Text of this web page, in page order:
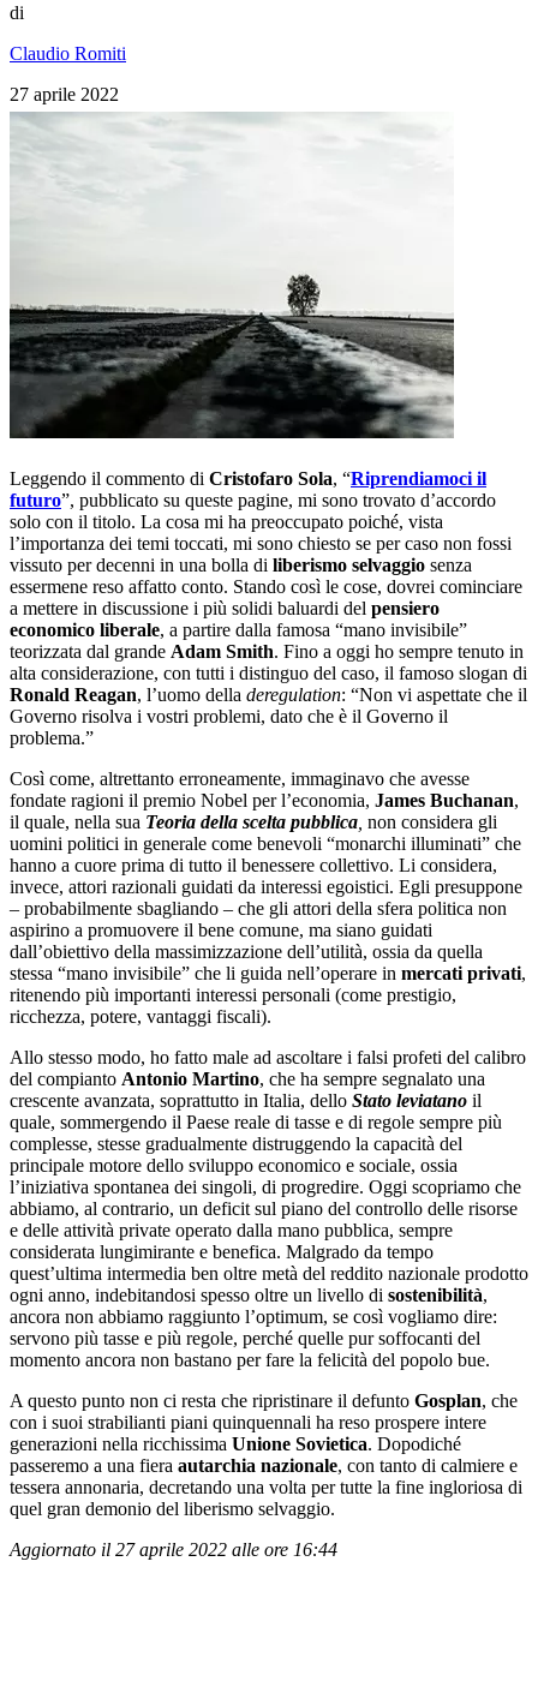
di
Claudio Romiti
27 aprile 2022
Leggendo il commento di Cristofaro Sola, “Riprendiamoci il
futuro”, pubblicato su queste pagine, mi sono trovato d’accordo
solo con il titolo. La cosa mi ha preoccupato poiché, vista
l’importanza dei temi toccati, mi sono chiesto se per caso non fossi
vissuto per decenni in una bolla di liberismo selvaggio senza
essermene reso affatto conto. Stando così le cose, dovrei cominciare
a mettere in discussione i più solidi baluardi del pensiero
economico liberale, a partire dalla famosa “mano invisibile”
teorizzata dal grande Adam Smith. Fino a oggi ho sempre tenuto in
alta considerazione, con tutti i distinguo del caso, il famoso slogan di
Ronald Reagan, l’uomo della deregulation: “Non vi aspettate che il
Governo risolva i vostri problemi, dato che è il Governo il
problema.”
Così come, altrettanto erroneamente, immaginavo che avesse
fondate ragioni il premio Nobel per l’economia, James Buchanan,
il quale, nella sua Teoria della scelta pubblica non considera gli
uomini politici in generale come benevoli “monarchi illuminati” che
hanno a cuore prima di tutto il benessere collettivo. Li considera,
invece, attori razionali guidati da interessi egoistici. Egli presuppone
– probabilmente sbagliando – che gli attori della sfera politica non
aspirino a promuovere il bene comune, ma siano guidati
dall’obiettivo della massimizzazione dell’utilità, ossia da quella
stessa “mano invisibile” che li guida nell’operare in mercati privati,
ritenendo più importanti interessi personali (come prestigio,
ricchezza, potere, vantaggi fiscali).
Allo stesso modo, ho fatto male ad ascoltare i falsi profeti del calibro
del compianto Antonio Martino, che ha sempre segnalato una
crescente avanzata, soprattutto in Italia, dello Stato leviatano il
quale, sommergendo il Paese reale di tasse e di regole sempre più
complesse, stesse gradualmente distruggendo la capacità del
principale motore dello sviluppo economico e sociale, ossia
l’iniziativa spontanea dei singoli, di progredire. Oggi scopriamo che
abbiamo, al contrario, un deficit sul piano del controllo delle risorse
e delle attività private operato dalla mano pubblica, sempre
considerata lungimirante e benefica. Malgrado da tempo
quest’ultima intermedia ben oltre metà del reddito nazionale prodotto
ogni anno, indebitandosi spesso oltre un livello di sostenibilità,
ancora non abbiamo raggiunto l’optimum, se così vogliamo dire:
servono più tasse e più regole, perché quelle pur soffocanti del
momento ancora non bastano per fare la felicità del popolo bue.
A questo punto non ci resta che ripristinare il defunto Gosplan, che
con i suoi strabilianti piani quinquennali ha reso prospere intere
generazioni nella ricchissima Unione Sovietica. Dopodiché
passeremo a una fiera autarchia nazionale, con tanto di calmiere e
tessera annonaria, decretando una volta per tutte la fine ingloriosa di
quel gran demonio del liberismo selvaggio.
Aggiornato il 27 aprile 2022 alle ore 16:44